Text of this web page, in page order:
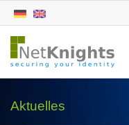
Aktuelles